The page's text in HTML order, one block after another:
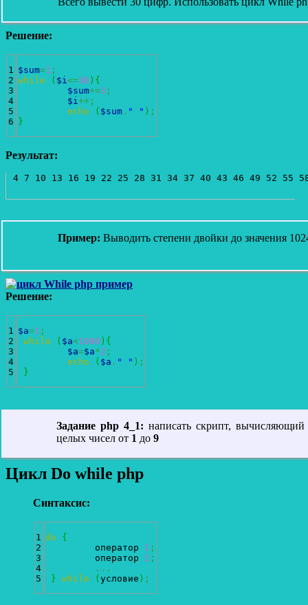
Решение:
1
2
3
4
5
$sum=1 ;
while
( $i<=30 ) {
$sum+=3 ;
$i++;
echo
( $sum . " " ) ;
}
Результат:
Пример: Выводить степени двойки до значения
Решение:
1
2
3
4
$a=1 ;
while
( $a<1000 ) {
$a=$a*2 ;
echo
( $a . " " ) ;
}
Задание php 4_1: написать скрипт, вычисляющий
целых чисел от 1 до 9
Цикл Do while php
Синтаксис:
1
2
3
4
do
{
	 оператор
1 ;
	 оператор
2 ;
...
} while ( условие ) ;